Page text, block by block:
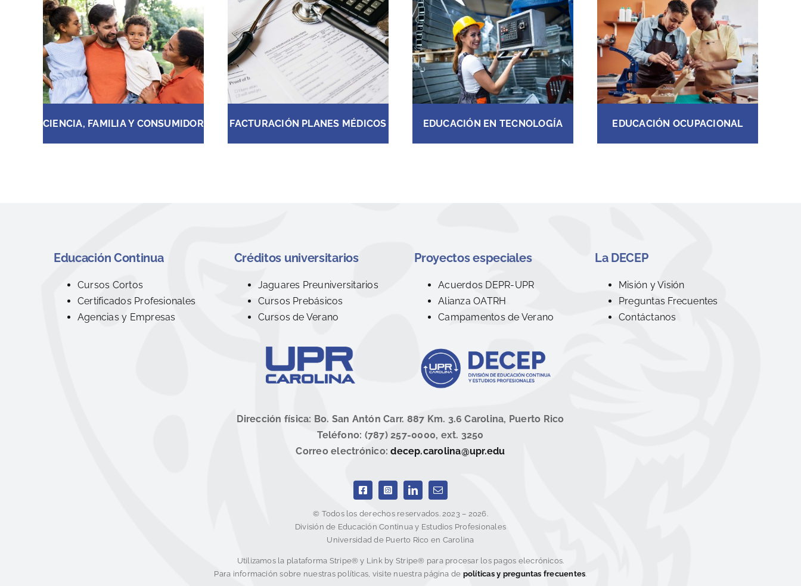
CIENCIA, FAMILIA Y CONSUMIDOR FACTURACIÓN PLANES MÉDICOS EDUCACIÓN EN TECNOLOGÍA EDUCACIÓN OCUPACIONAL
Educación Continua
Cursos Cortos
Certificados Profesionales
Agencias y Empresas
Créditos universitarios
Jaguares Preuniversitarios
Cursos Prebásicos
Cursos de Verano
Proyectos especiales
Acuerdos DEPR-UPR
Alianza OATRH
Campamentos de Verano
La DECEP
Misión y Visión
Preguntas Frecuentes
Contáctanos
Dirección física: Bo. San Antón Carr. 887 Km. 3.6 Carolina, Puerto Rico
Teléfono: (787) 257-0000, ext. 3250
Correo electrónico:decep.carolina@upr.edu
© Todos los derechos reservados. 2023 – 2026.
División de Educación Continua y Estudios Profesionales
Universidad de Puerto Rico en Carolina
Utilizamos la plataforma Stripe® y Link by Stripe® para procesar los pagos elecrónicos.
Para información sobre nuestras políticas, visite nuestra página de políticas y preguntas frecuentes.